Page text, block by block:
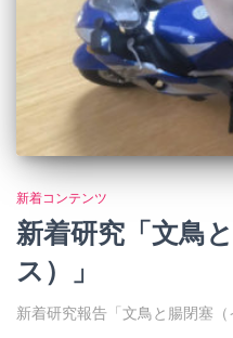
新着コンテンツ
新着研究「文鳥
ス）」
新着研究報告「文鳥と腸閉塞